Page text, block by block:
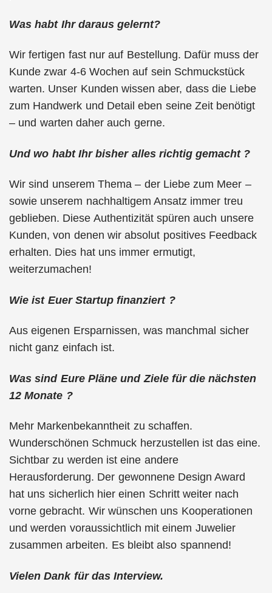
Was habt Ihr daraus gelernt?
Wir fertigen fast nur auf Bestellung. Dafür muss der
Kunde zwar 4-6 Wochen auf sein Schmuckstück
warten. Unser Kunden wissen aber, dass die Liebe
zum Handwerk und Detail eben seine Zeit benötigt
– und warten daher auch gerne.
Und wo habt Ihr bisher alles richtig gemacht ?
Wir sind unserem Thema – der Liebe zum Meer –
sowie unserem nachhaltigem Ansatz immer treu
geblieben. Diese Authentizität spüren auch unsere
Kunden, von denen wir absolut positives Feedback
erhalten. Dies hat uns immer ermutigt,
weiterzumachen!
Wie ist Euer Startup finanziert ?
Aus eigenen Ersparnissen, was manchmal sicher
nicht ganz einfach ist.
Was sind Eure Pläne und Ziele für die nächsten
12 Monate ?
Mehr Markenbekanntheit zu schaffen.
Wunderschönen Schmuck herzustellen ist das eine.
Sichtbar zu werden ist eine andere
Herausforderung. Der gewonnene Design Award
hat uns sicherlich hier einen Schritt weiter nach
vorne gebracht. Wir wünschen uns Kooperationen
und werden voraussichtlich mit einem Juwelier
zusammen arbeiten. Es bleibt also spannend!
Vielen Dank für das Interview.